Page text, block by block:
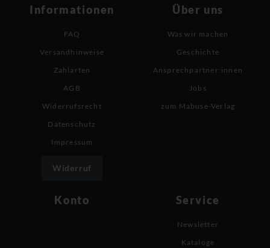
Informationen
FAQ
Versandhinweise
Zahlarten
AGB
Widerrufsrecht
Datenschutz
Impressum
Widerruf
Über uns
Was wir machen
Geschichte
Ansprechpartner:innen
Jobs
zum Mabuse-Verlag
Konto Service
Newsletter
Kataloge